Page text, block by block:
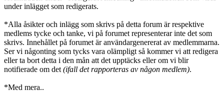
under inlägget som redigerats.
*Alla åsikter och inlägg som skrivs på detta forum är respektive
medlems tycke och tanke, vi på forumet representerar inte det som
skrivs. Innehållet på forumet är användargenererat av medlemmarna.
Ser vi någonting som tycks vara olämpligt så kommer vi att redigera
eller ta bort detta i den mån att det upptäcks eller om vi blir
notifierade om det (ifall det rapporteras av någon medlem).
*Med mera..